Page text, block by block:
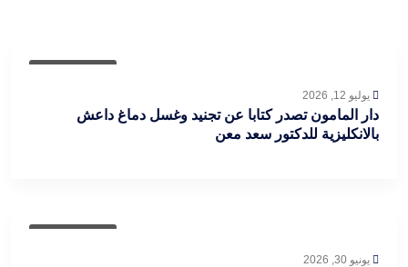
يوليو 12, 2026
دار المامون تصدر كتابا عن تجنيد وغسل دماغ داعش
بالانكليزية للدكتور سعد معن
يونيو 30, 2026